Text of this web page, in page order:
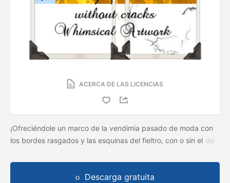
ACERCA DE LAS LICENCIAS
¡Ofreciéndole un marco de la vendimia pasado de moda con
los bordes rasgados y las esquinas del fieltro, con o sin el
Descarga gratuita